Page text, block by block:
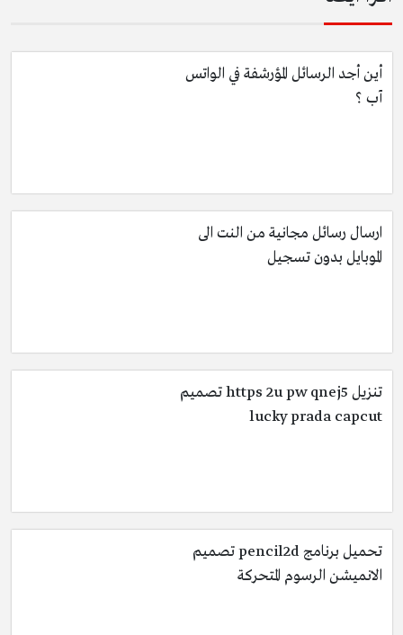
أين أجد الرسائل المؤرشفة في الواتس
آب ؟
ارسال رسائل مجانية من النت الى
الموبايل بدون تسجيل
تنزيل https 2u pw qnej5 تصميم
lucky prada capcut
تحميل برنامج pencil2d تصميم
الانميشن الرسوم المتحركة